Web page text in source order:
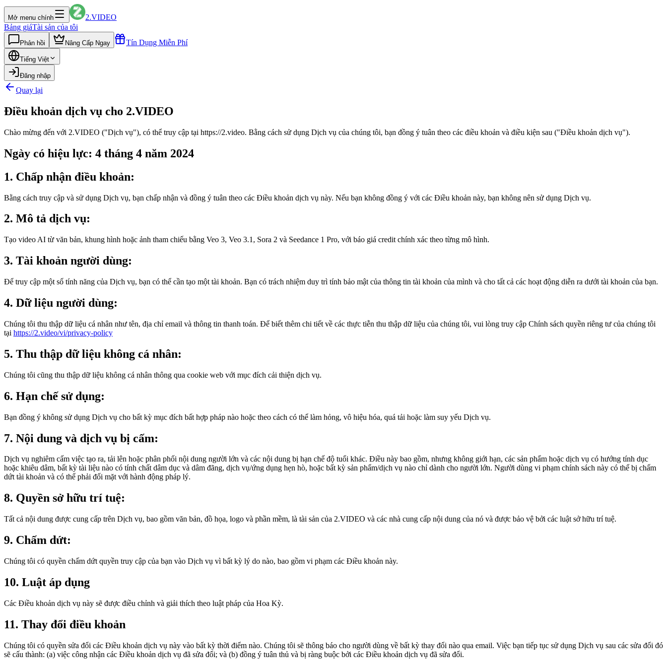
Mở menu chính
2.VIDEO
Bảng giáTài sản của tôi
Phản hồi Nâng Cấp Ngay Tín Dụng Miễn Phí
Tiếng Việt
Đăng nhập
Quay lại
Điều khoản dịch vụ cho 2.VIDEO
Chào mừng đến với 2.VIDEO ("Dịch vụ"), có thể truy cập tại https://2.video. Bằng cách sử dụng Dịch vụ của chúng tôi, bạn đồng ý tuân theo các điều khoản và điều kiện sau ("Điều khoản dịch vụ").
Ngày có hiệu lực: 4 tháng 4 năm 2024
1. Chấp nhận điều khoản:
Bằng cách truy cập và sử dụng Dịch vụ, bạn chấp nhận và đồng ý tuân theo các Điều khoản dịch vụ này. Nếu bạn không đồng ý với các Điều khoản này, bạn không nên sử dụng Dịch vụ.
2. Mô tả dịch vụ:
Tạo video AI từ văn bản, khung hình hoặc ảnh tham chiếu bằng Veo 3, Veo 3.1, Sora 2 và Seedance 1 Pro, với báo giá credit chính xác theo từng mô hình.
3. Tài khoản người dùng:
Để truy cập một số tính năng của Dịch vụ, bạn có thể cần tạo một tài khoản. Bạn có trách nhiệm duy trì tính bảo mật của thông tin tài khoản của mình và cho tất cả các hoạt động diễn ra dưới tài khoản của bạn.
4. Dữ liệu người dùng:
Chúng tôi thu thập dữ liệu cá nhân như tên, địa chỉ email và thông tin thanh toán. Để biết thêm chi tiết về các thực tiễn thu thập dữ liệu của chúng tôi, vui lòng truy cập Chính sách quyền riêng tư của chúng tôi
tại https://2.video/vi/privacy-policy
5. Thu thập dữ liệu không cá nhân:
Chúng tôi cũng thu thập dữ liệu không cá nhân thông qua cookie web với mục đích cải thiện dịch vụ.
6. Hạn chế sử dụng:
Bạn đồng ý không sử dụng Dịch vụ cho bất kỳ mục đích bất hợp pháp nào hoặc theo cách có thể làm hỏng, vô hiệu hóa, quá tải hoặc làm suy yếu Dịch vụ.
7. Nội dung và dịch vụ bị cấm:
Dịch vụ nghiêm cấm việc tạo ra, tải lên hoặc phân phối nội dung người lớn và các nội dung bị hạn chế độ tuổi khác. Điều này bao gồm, nhưng không giới hạn, các sản phẩm hoặc dịch vụ có hướng tính dục
hoặc khiêu dâm, bất kỳ tài liệu nào có tính chất dâm dục và dâm đãng, dịch vụ/ứng dụng hẹn hò, hoặc bất kỳ sản phẩm/dịch vụ nào chỉ dành cho người lớn. Người dùng vi phạm chính sách này có thể bị chấm
dứt tài khoản và có thể phải đối mặt với hành động pháp lý.
8. Quyền sở hữu trí tuệ:
Tất cả nội dung được cung cấp trên Dịch vụ, bao gồm văn bản, đồ họa, logo và phần mềm, là tài sản của 2.VIDEO và các nhà cung cấp nội dung của nó và được bảo vệ bởi các luật sở hữu trí tuệ.
9. Chấm dứt:
Chúng tôi có quyền chấm dứt quyền truy cập của bạn vào Dịch vụ vì bất kỳ lý do nào, bao gồm vi phạm các Điều khoản này.
10. Luật áp dụng
Các Điều khoản dịch vụ này sẽ được điều chỉnh và giải thích theo luật pháp của Hoa Kỳ.
11. Thay đổi điều khoản
Chúng tôi có quyền sửa đổi các Điều khoản dịch vụ này vào bất kỳ thời điểm nào. Chúng tôi sẽ thông báo cho người dùng về bất kỳ thay đổi nào qua email. Việc bạn tiếp tục sử dụng Dịch vụ sau các sửa đổi đó
sẽ cấu thành: (a) việc công nhận các Điều khoản dịch vụ đã sửa đổi; và (b) đồng ý tuân thủ và bị ràng buộc bởi các Điều khoản dịch vụ đã sửa đổi.